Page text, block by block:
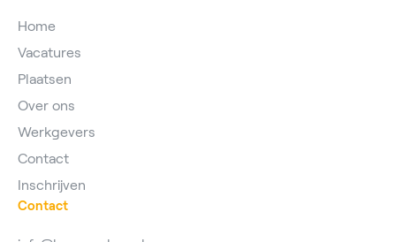
Home
Vacatures
Plaatsen
Over ons
Werkgevers
Contact
Inschrijven
Contact